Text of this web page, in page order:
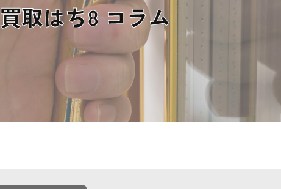
買取はち8 コラム